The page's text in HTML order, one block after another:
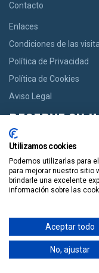
Contacto
Enlaces
Condiciones de las
Política de Privacidad
Política de Cookies
Aviso Legal
RESERVE SU
Si usted desea una
desde casas
manera facil y en un
Copyright.
Utilizamos cookies
Podemos utilizarlas para
para mejorar nuestro sitio
brindarle una excelente
información sobre las
Aceptar todo
No, ajustar